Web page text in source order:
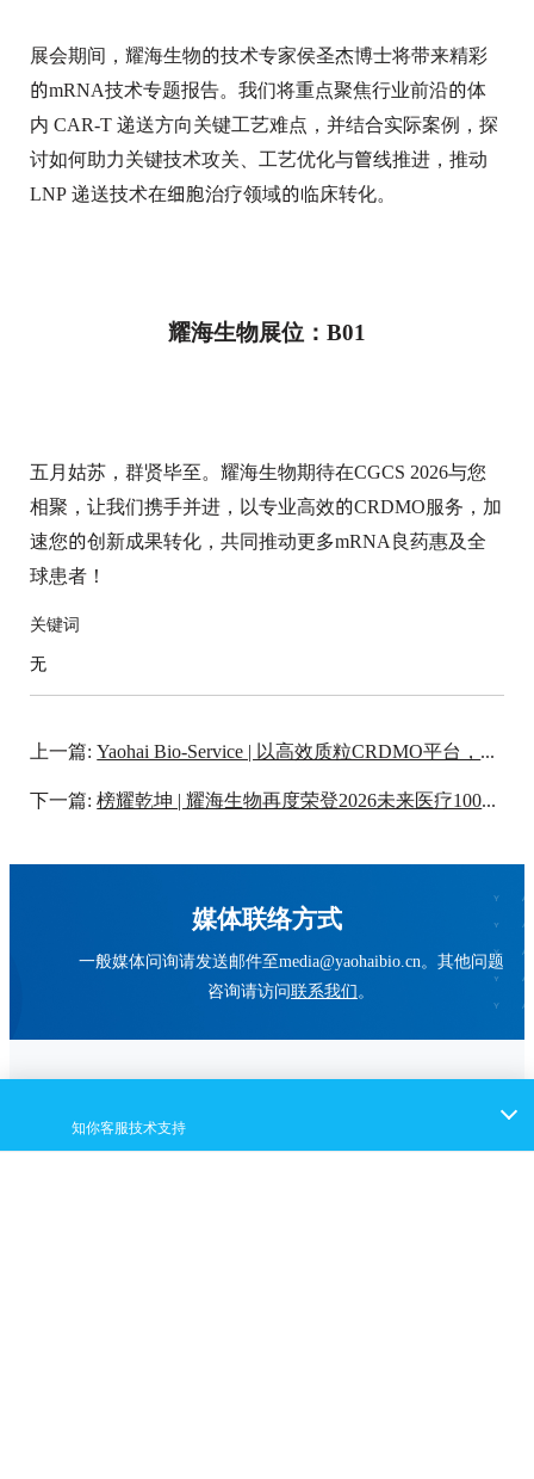
展会期间，耀海生物的技术专家侯圣杰博士将带来精彩
的mRNA技术专题报告。我们将重点聚焦行业前沿的体
内 CAR-T 递送方向关键工艺难点，并结合实际案例，探
讨如何助力关键技术攻关、工艺优化与管线推进，推动
LNP 递送技术在细胞治疗领域的临床转化。
耀海生物展位：B01
五月姑苏，群贤毕至。耀海生物期待在CGCS 2026与您
相聚，让我们携手并进，以专业高效的CRDMO服务，加
速您的创新成果转化，共同推动更多mRNA良药惠及全
球患者！
关键词
无
上一篇: Yaohai Bio-Service | 以高效质粒CRDMO平台，筑牢新药创新的“基因基石”
下一篇: 榜耀乾坤 | 耀海生物再度荣登2026未来医疗100强主榜，斩获创新健康服务与产业链服务榜TOP100
媒体联络方式
一般媒体问询请发送邮件至media@yaohaibio.cn。其他问题
咨询请访问联系我们。